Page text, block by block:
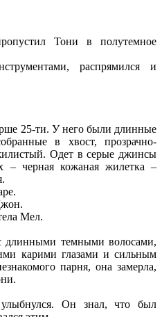
Тони в полутемное
распрямился и
25-ти. У него были длинные
в хвост, прозрачно-
Одет в серые джинсы
– черная кожаная жилетка –
Мел.
длинными темными волосами,
карими глазами и сильным
парня, она замерла,
Он знал, что был